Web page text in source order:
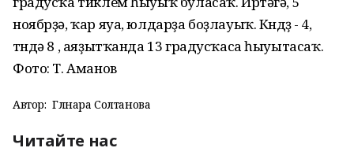
ноябрҙә, ҡар яуа, юлдарҙа боҙлауыҡ. Көндөҙ - 4,
төндә 8 , аяҙытҡанда 13 градусҡаса һыуытасаҡ.
Фото: Т. Аманов
Автор: Гөлнара Солтанова
Читайте нас